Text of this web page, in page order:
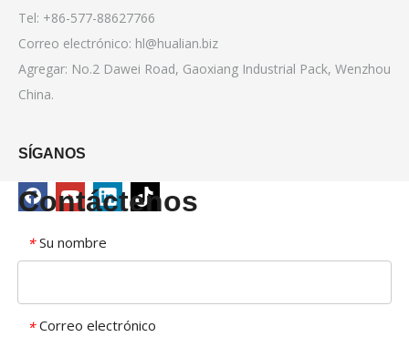
Tel: +86-577-88627766
Correo electrónico: hl@hualian.biz
Agregar: No.2 Dawei Road, Gaoxiang Industrial Pack, Wenzhou
China.
SÍGANOS
Contáctenos
* Su nombre
* Correo electrónico